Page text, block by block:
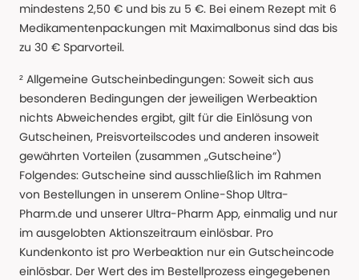
mindestens 2,50 € und bis zu 5 €. Bei einem Rezept mit 6
Medikamentenpackungen mit Maximalbonus sind das bis
zu 30 € Sparvorteil.
² Allgemeine Gutscheinbedingungen: Soweit sich aus
besonderen Bedingungen der jeweiligen Werbeaktion
nichts Abweichendes ergibt, gilt für die Einlösung von
Gutscheinen, Preisvorteilscodes und anderen insoweit
gewährten Vorteilen (zusammen „Gutscheine“)
Folgendes: Gutscheine sind ausschließlich im Rahmen
von Bestellungen in unserem Online-Shop Ultra-
Pharm.de und unserer Ultra-Pharm App, einmalig und nur
im ausgelobten Aktionszeitraum einlösbar. Pro
Kundenkonto ist pro Werbeaktion nur ein Gutscheincode
einlösbar. Der Wert des im Bestellprozess eingegebenen